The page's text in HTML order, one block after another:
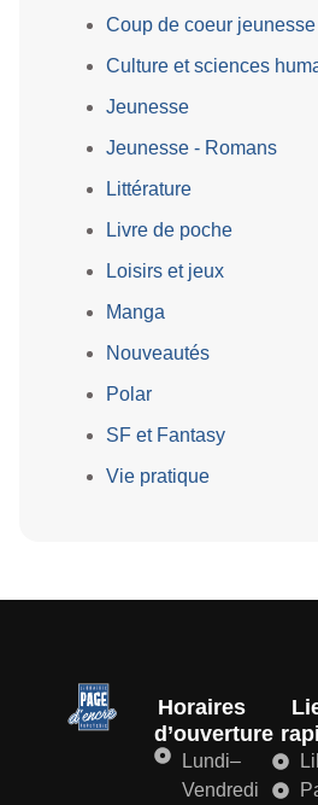
Coup de coeur jeunesse
Culture et sciences
Jeunesse
Jeunesse - Romans
Littérature
Livre de poche
Loisirs et jeux
Manga
Nouveautés
Polar
SF et Fantasy
Vie pratique
Horaires
d’ouverture
Lundi–
Vendredi